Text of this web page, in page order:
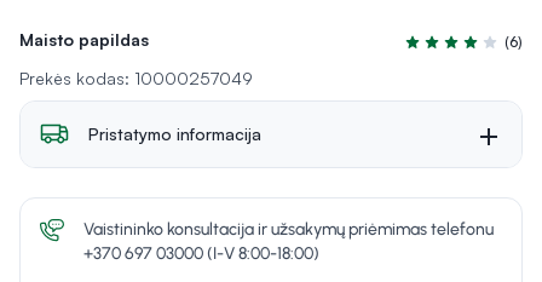
Maisto papildas
Įvertinimas 4.3
(6)
Prekės kodas: 10000257049
Pristatymo informacija
Vaistininko konsultacija ir užsakymų priėmimas telefonu
+370 697 03000 (I-V 8:00-18:00)